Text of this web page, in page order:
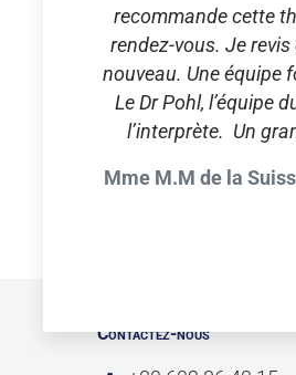
recommande cette
rendez-vous. Je
nouveau. Une équipe
Le Dr Pohl, l’équipe
l’interprète. Un
Mme M.M de la
Contactez-nous